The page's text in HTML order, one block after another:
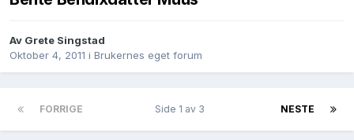
Av Grete Singstad
Oktober 4, 2011 i Brukernes eget forum
FORRIGE NESTE
Side 1 av 3